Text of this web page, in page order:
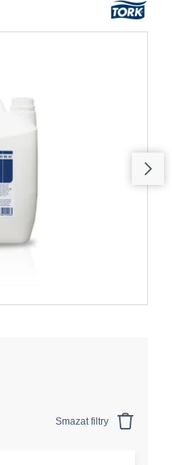
Smazat filtry